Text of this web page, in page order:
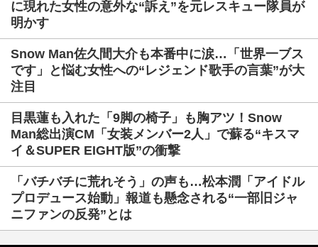
に現れた女性の意外な“訴え”を元レスキュー隊員が
明かす
Snow Man佐久間大介も本番中に涙…「世界一ブス
です」と悩む女性への“レジェンド歌手の言葉”が大
注目
目黒蓮も入れた「9脚の椅子」も胸アツ！Snow
Man総出演CM「女装メンバー2人」で蘇る“キスマ
イ＆SUPER EIGHT版”の衝撃
「バチバチに荒れそう」の声も…松本潤「アイドル
プロデュース始動」報道も懸念される“一部旧ジャ
ニファンの反発”とは